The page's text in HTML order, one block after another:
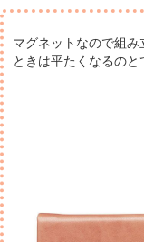
マグネットなので組み
ときは平たくなるのと